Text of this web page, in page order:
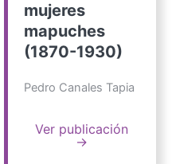
mujeres
mapuches
(1870-1930)
Pedro Canales Tapia
Ver publicación
→